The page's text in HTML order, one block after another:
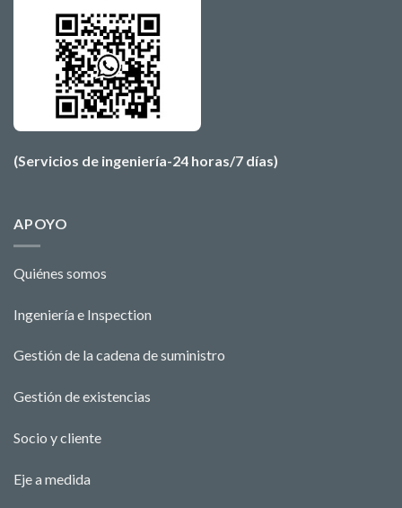
(Servicios de ingeniería-24 horas/7 días)
APOYO
Quiénes somos
Ingeniería e Inspection
Gestión de la cadena de suministro
Gestión de existencias
Socio y cliente
Eje a medida